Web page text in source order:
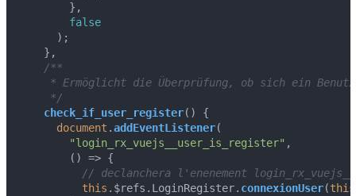
        },
false
      );
    },
/**
* Ermöglicht die Überprüfung, ob sich ein
     */
check_if_user_register( ) {
document .addEventListener(
"login_rx_vuejs__user_is_register" ,
() => {
// declanchera l'enenement
this . $refs . LoginRegister. connexionUser(this